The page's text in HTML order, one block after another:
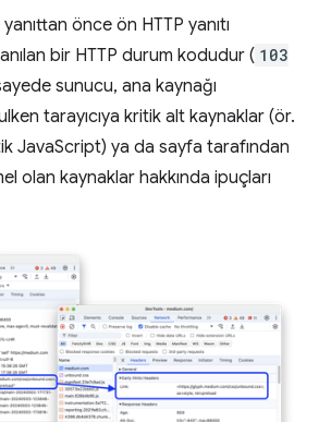
önce ön HTTP yanıtı
bir HTTP durum kodudur ( 103
sunucu, ana kaynağı
tarayıcıya kritik alt kaynaklar (ör.
JavaScript) ya da sayfa tarafından
olan kaynaklar hakkında ipuçları